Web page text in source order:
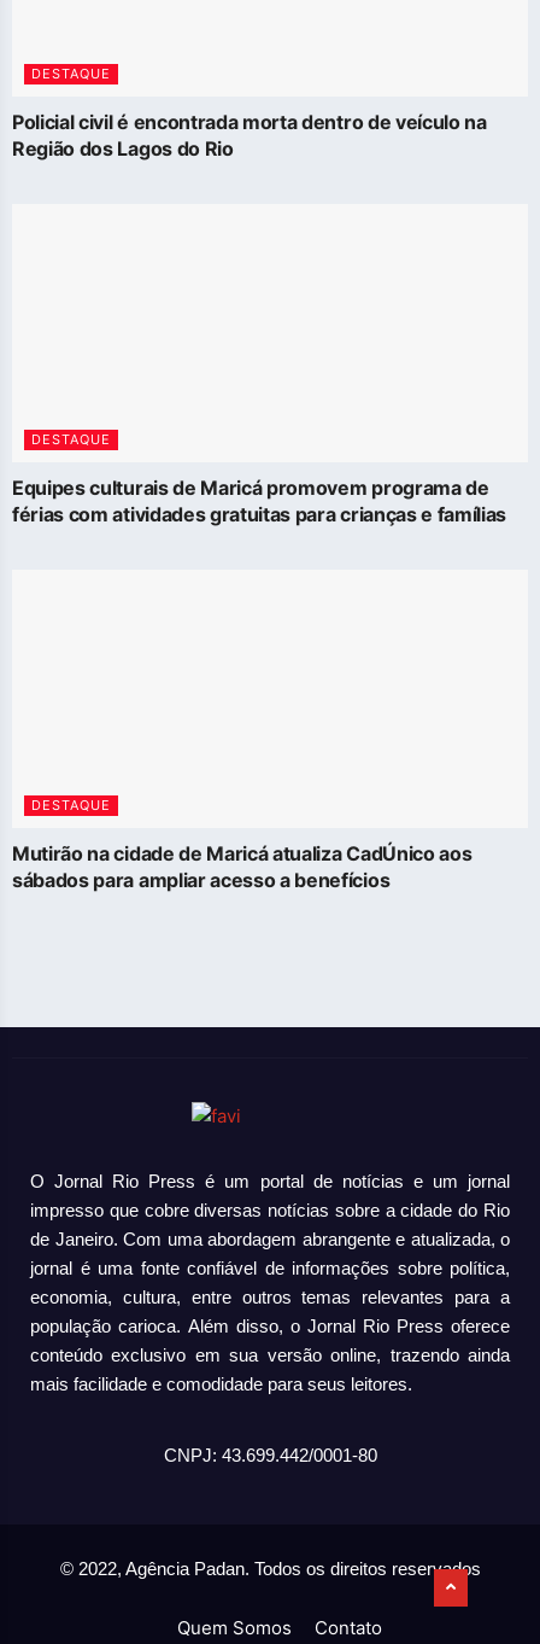
DESTAQUE
Policial civil é encontrada morta dentro de veículo na
Região dos Lagos do Rio
DESTAQUE
Equipes culturais de Maricá promovem programa de
férias com atividades gratuitas para crianças e famílias
DESTAQUE
Mutirão na cidade de Maricá atualiza CadÚnico aos
sábados para ampliar acesso a benefícios
O Jornal Rio Press é um portal de notícias e um jornal
impresso que cobre diversas notícias sobre a cidade do Rio
de Janeiro. Com uma abordagem abrangente e atualizada, o
jornal é uma fonte confiável de informações sobre política,
economia, cultura, entre outros temas relevantes para a
população carioca. Além disso, o Jornal Rio Press oferece
conteúdo exclusivo em sua versão online, trazendo ainda
mais facilidade e comodidade para seus leitores.
CNPJ: 43.699.442/0001-80
© 2022, Agência Padan. Todos os direitos reservados
Quem Somos Contato